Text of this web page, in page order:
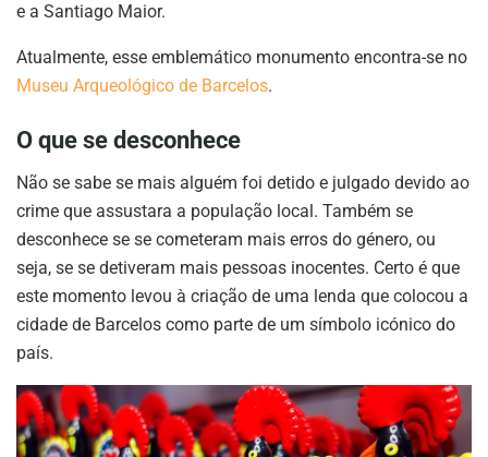
e a Santiago Maior.
Atualmente, esse emblemático monumento encontra-se no
Museu Arqueológico de Barcelos.
O que se desconhece
Não se sabe se mais alguém foi detido e julgado devido ao
crime que assustara a população local. Também se
desconhece se se cometeram mais erros do género, ou
seja, se se detiveram mais pessoas inocentes. Certo é que
este momento levou à criação de uma lenda que colocou a
cidade de Barcelos como parte de um símbolo icónico do
país.